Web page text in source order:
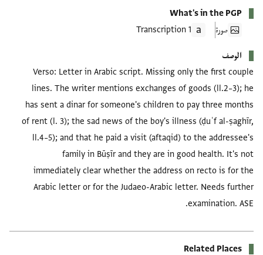
What's in the PGP
صورة
1 Transcription
الوصف
Verso: Letter in Arabic script. Missing only the first couple
lines. The writer mentions exchanges of goods (ll.2–3); he
has sent a dinar for someone's children to pay three months
of rent (l. 3); the sad news of the boy's illness (ḍuʿf al-ṣaghīr,
ll.4–5); and that he paid a visit (aftaqid) to the addressee's
family in Būṣīr and they are in good health. It's not
immediately clear whether the address on recto is for the
Arabic letter or for the Judaeo-Arabic letter. Needs further
examination. ASE.
Related Places